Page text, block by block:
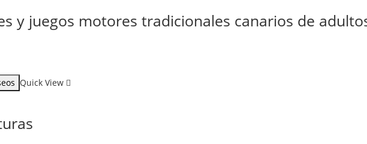
y juegos motores tradicionales canarios de
Quick View